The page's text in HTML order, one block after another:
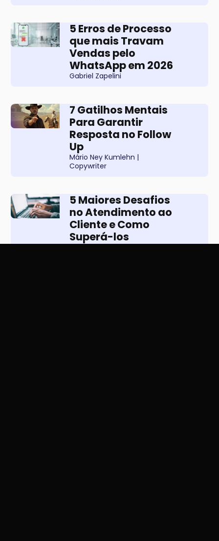
5 Erros de Processo
que mais Travam
Vendas pelo
WhatsApp em 2026
Gabriel Zapelini
7 Gatilhos Mentais
Para Garantir
Resposta no Follow
Up
Mário Ney Kumlehn |
Copywriter
5 Maiores Desafios
no Atendimento ao
Cliente e Como
Superá-los